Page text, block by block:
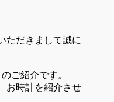
ただきまして誠に
のご紹介です。
お時計を紹介させ